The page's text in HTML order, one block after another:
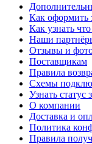
Как оформить
Как узнать
Наши
Отзывы и
Поставщикам
Правила
Схемы
Узнать статус
О компании
Доставка и
Политика
Правила